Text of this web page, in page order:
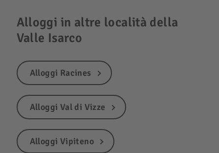
Alloggi in altre località della
Valle Isarco
Alloggi Racines
Alloggi Val di Vizze
Alloggi Vipiteno